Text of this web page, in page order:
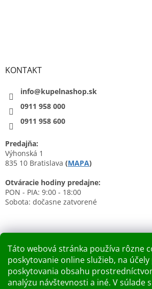
Táto webová stránka používa rôzne
poskytovanie online služieb, na
poskytovania obsahu
analýzu návštevnosti a iné. V súlade
KONTAKT
info@kupelnashop.sk
0911 958 000
0911 958 600
Predajňa:
Výhonská 1
835 10 Bratislava (MAPA)
Otváracie hodiny predajne:
PON - PIA: 9:00 - 18:00
Sobota: dočasne zatvorené
Nákupný košík
0KS / 0 €